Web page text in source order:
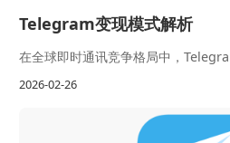
Telegram变现模式解析
在全球即时通讯竞争格局中，
2026-02-26